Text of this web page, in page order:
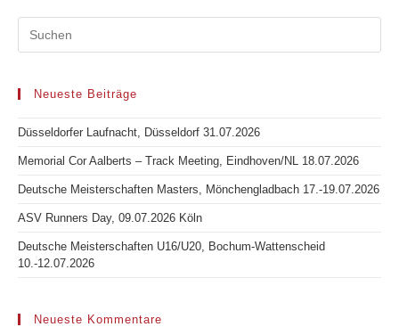
Neueste Beiträge
Düsseldorfer Laufnacht, Düsseldorf 31.07.2026
Memorial Cor Aalberts – Track Meeting, Eindhoven/NL 18.07.2026
Deutsche Meisterschaften Masters, Mönchengladbach 17.-19.07.2026
ASV Runners Day, 09.07.2026 Köln
Deutsche Meisterschaften U16/U20, Bochum-Wattenscheid
10.-12.07.2026
Neueste Kommentare